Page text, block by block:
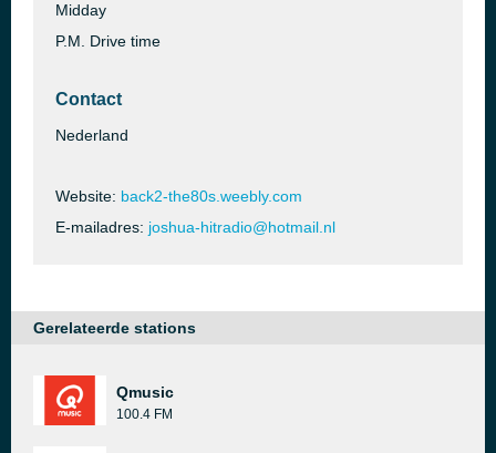
Midday
P.M. Drive time
Contact
Nederland
Website: back2-the80s.weebly.com
E-mailadres: joshua-hitradio@hotmail.nl
Gerelateerde stations
Qmusic
100.4 FM